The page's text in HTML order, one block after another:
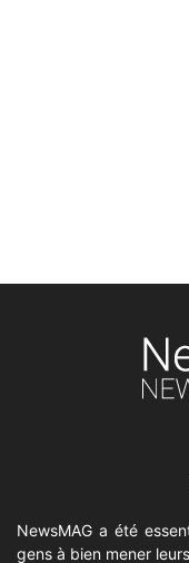
NewsMAG a été
gens à bien mener